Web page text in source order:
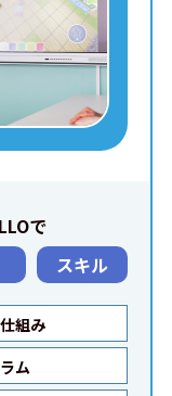
で
スキル
組み
ム